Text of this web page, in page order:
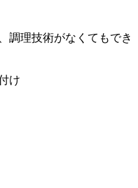
調理技術がなくてもでき
け